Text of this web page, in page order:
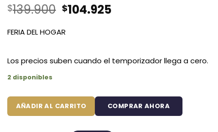
$139.900 El
original
$139.900.
$104.925El
$104.925.
FERIA DEL HOGAR
Los precios suben cuando el temporizador llega a cero.
2 disponibles
AÑADIR AL CARRITO COMPRAR AHORA